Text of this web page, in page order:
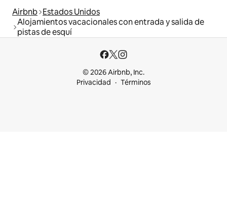
Airbnb Estados Unidos
Alojamientos vacacionales con entrada y salida de
pistas de esquí
© 2026 Airbnb, Inc.
Privacidad
Términos